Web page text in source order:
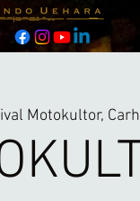
Motokultor,